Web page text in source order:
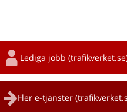
Snabblänkar
Lediga jobb
Fler e-tjänster